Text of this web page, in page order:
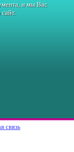
и мы Вас
связь